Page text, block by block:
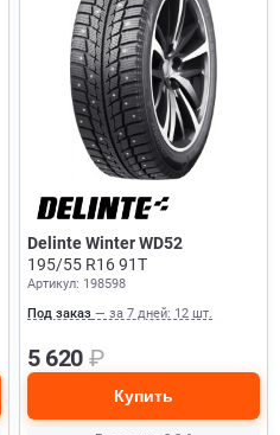
Delinte Winter WD52
195/55 R16 91T
Артикул: 198598
Под заказ — за 7 дней: 12 шт.
5 620 ₽
Купить